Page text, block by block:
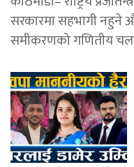
सरकारमा सहभागी नहुने
समीकरणको गणितीय